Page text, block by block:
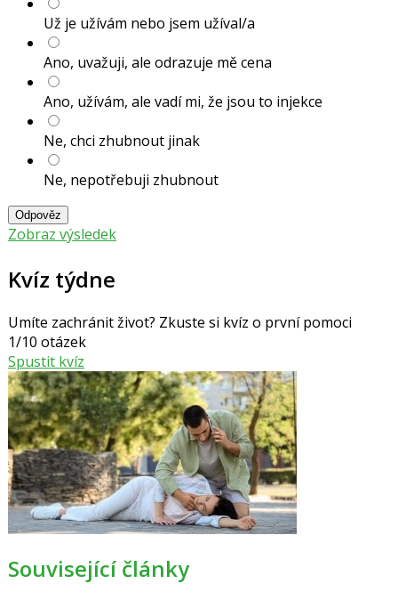
Už je užívám nebo jsem užíval/a
Ano, uvažuji, ale odrazuje mě cena
Ano, užívám, ale vadí mi, že jsou to injekce
Ne, chci zhubnout jinak
Ne, nepotřebuji zhubnout
Odpověz
Zobraz výsledek
Kvíz týdne
Umíte zachránit život? Zkuste si kvíz o první pomoci
1/10 otázek
Spustit kvíz
Související články